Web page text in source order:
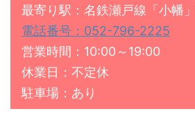
最寄り駅：名鉄瀬戸線「小幡
電話番号：052-796-2225
営業時間：10:00～19:00
休業日：不定休
駐車場：あり